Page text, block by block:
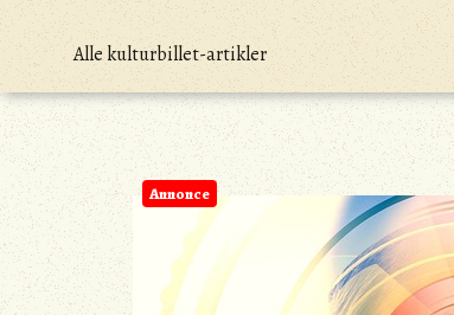
Alle kulturbillet-artikler
Annonce